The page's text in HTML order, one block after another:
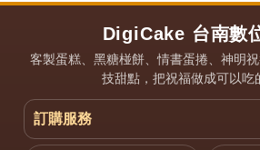
DigiCake 台南數
客製蛋糕、黑糖椪餅、情書蛋捲、神明
技甜點，把祝福做成可以吃
訂購服務